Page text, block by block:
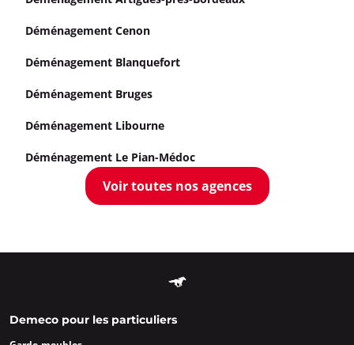
Déménagement Cenon
Déménagement Blanquefort
Déménagement Bruges
Déménagement Libourne
Déménagement Le Pian-Médoc
Voir toutes nos agences
Demeco pour les particuliers